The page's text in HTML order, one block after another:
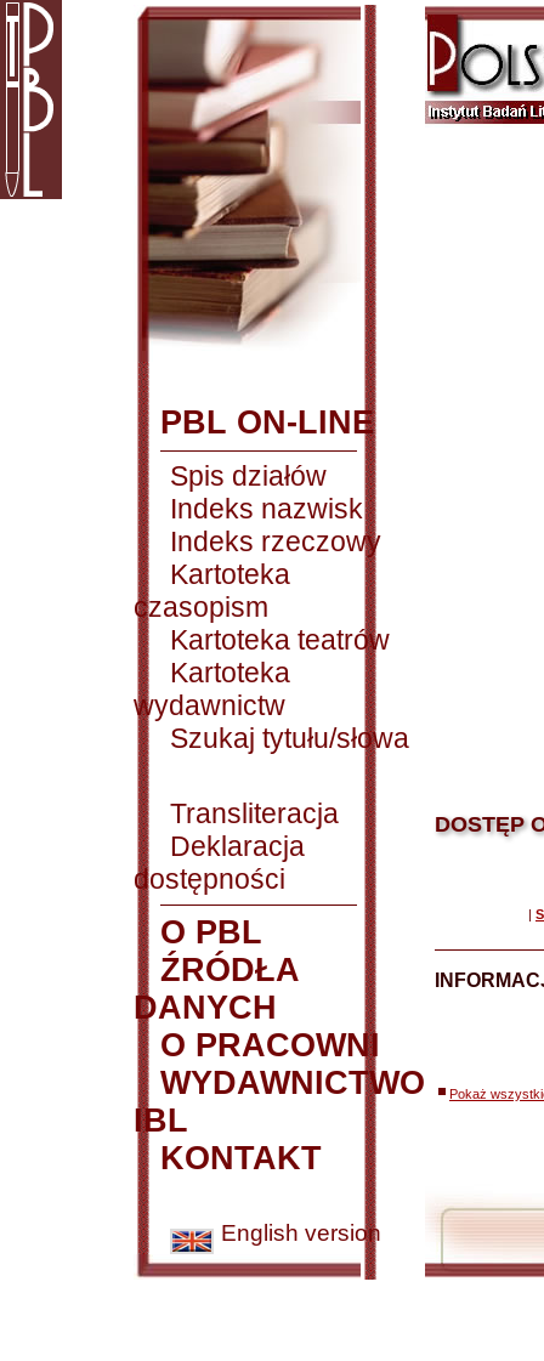
PBL ON-LINE
Spis działów
Indeks nazwisk
Indeks rzeczowy
Kartoteka
czasopism
Kartoteka teatrów
Kartoteka
wydawnictw
Szukaj tytułu/słowa
Transliteracja
Deklaracja
dostępności
O PBL
ŹRÓDŁA
DANYCH
O PRACOWNI
WYDAWNICTWO
IBL
KONTAKT
English version
DOSTĘP
|
Pokaż